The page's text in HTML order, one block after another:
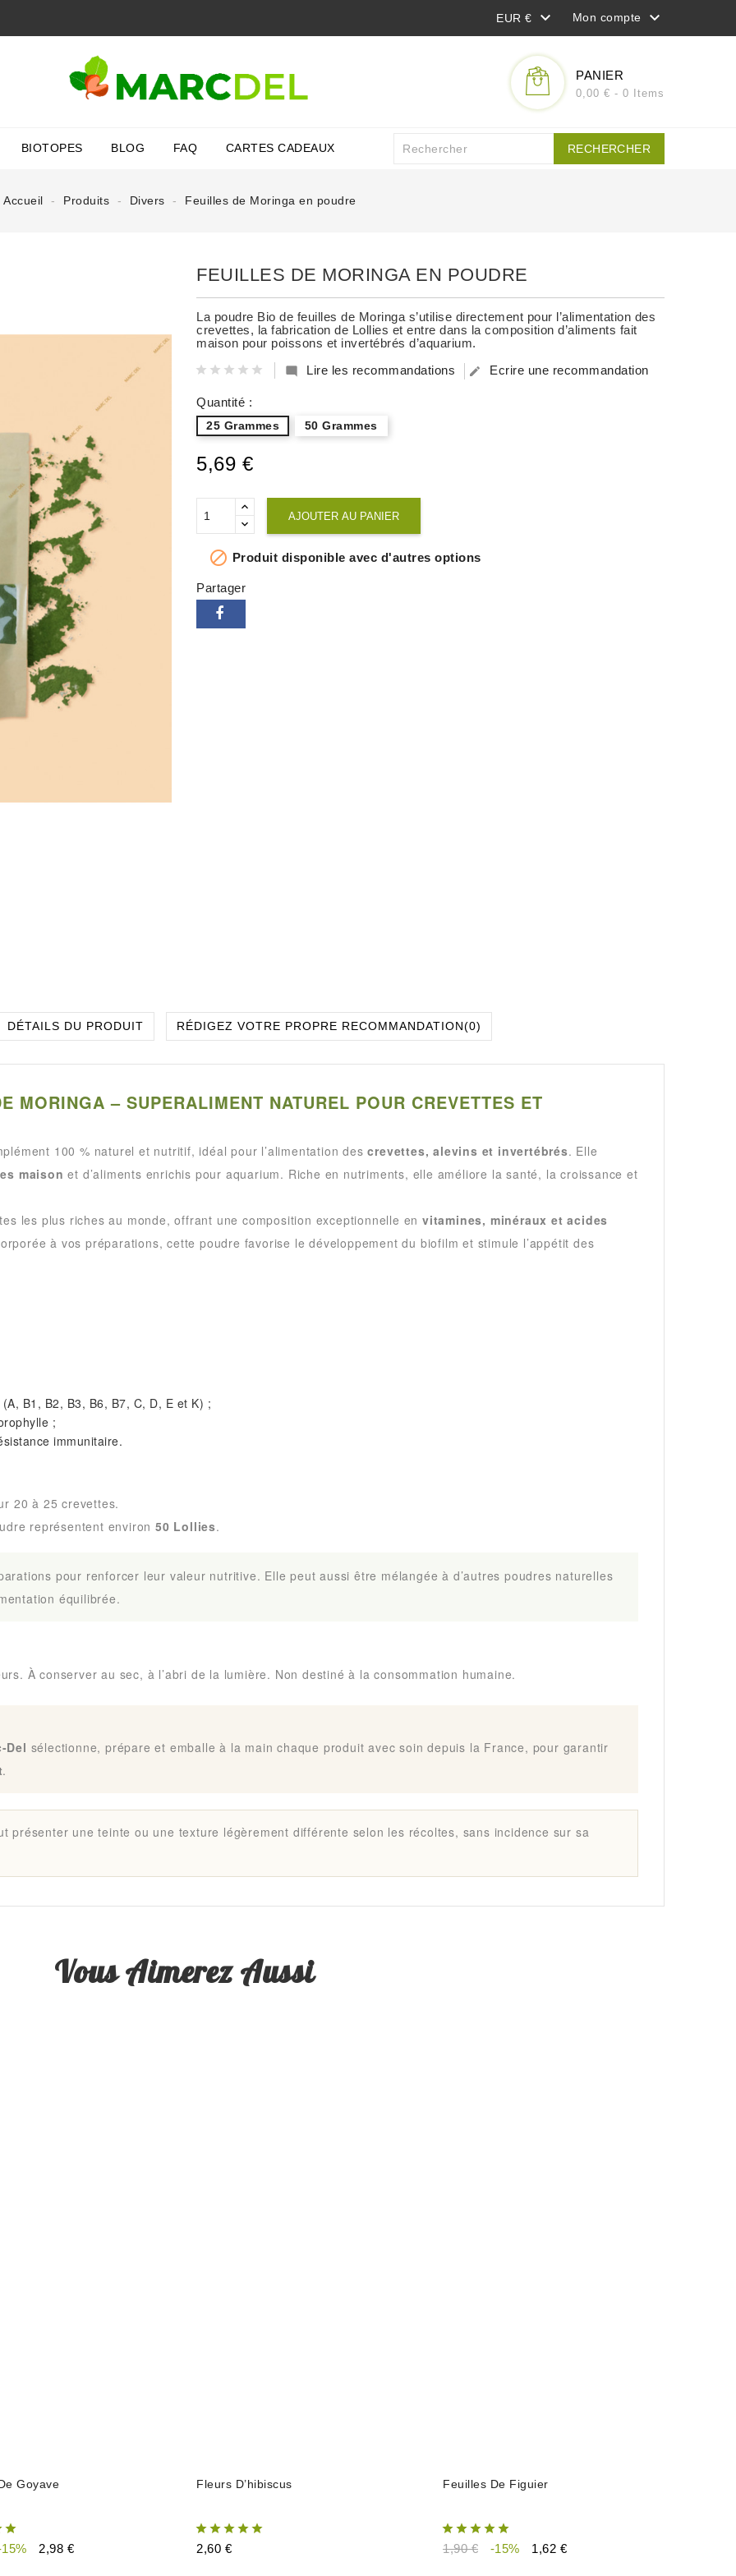
EUR €  Mon compte 
PANIER
0,00 € - 0 Items
BIOTOPES BLOG FAQ CARTES CADEAUX RECHERCHER
Accueil Produits Divers Feuilles de Moringa en poudre
FEUILLES DE MORINGA EN POUDRE
La poudre Bio de feuilles de Moringa s’utilise directement pour l’alimentation des
crevettes, la fabrication de Lollies et entre dans la composition d’aliments fait
maison pour poissons et invertébrés d’aquarium.
 Lire les recommandations  Ecrire une recommandation
Quantité :
25 Grammes 50 Grammes
5,69 €
AJOUTER AU PANIER
 Produit disponible avec d'autres options
Partager
DÉTAILS DU PRODUIT RÉDIGEZ VOTRE PROPRE RECOMMANDATION(0)
MORINGA – SUPERALIMENT NATUREL POUR CREVETTES ET
100 % naturel et nutritif, idéal pour l’alimentation descrevettes, alevins et invertébrés. Elle
maison et d’aliments enrichis pour aquarium. Riche en nutriments, elle améliore la santé, la croissance et
les plus riches au monde, offrant une composition exceptionnelle envitamines, minéraux et acides
à vos préparations, cette poudre favorise le développement du biofilm et stimule l’appétit des
B1, B2, B3, B6, B7, C, D, E et K) ;
;
immunitaire.
20 à 25 crevettes.
représentent environ50 Lollies.
pour renforcer leur valeur nutritive. Elle peut aussi être mélangée à d’autres poudres naturelles
équilibrée.
À conserver au sec, à l’abri de la lumière. Non destiné à la consommation humaine.
Del sélectionne, prépare et emballe à la main chaque produit avec soin depuis la France, pour garantir
.
présenter une teinte ou une texture légèrement différente selon les récoltes, sans incidence sur sa
Vous Aimerez Aussi
Goyave
2,98 €
Fleurs D’hibiscus
2,60 €
Feuilles De Figuier
1,90 € -15% 1,62 €